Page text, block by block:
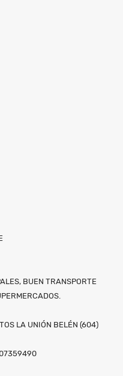
BUEN TRANSPORTE
LA UNIÓN BELÉN (604)